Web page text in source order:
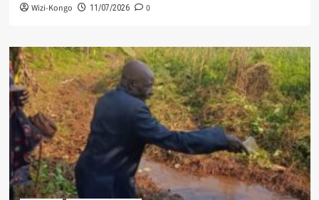
Wizi-Kongo 11/07/2026 0